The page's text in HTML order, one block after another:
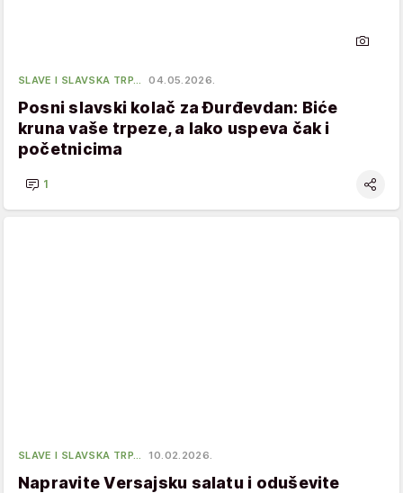
SLAVE I SLAVSKA TRP… 04.05.2026.
Posni slavski kolač za Đurđevdan: Biće
kruna vaše trpeze, a lako uspeva čak i
početnicima
1
SLAVE I SLAVSKA TRP… 10.02.2026.
Napravite Versajsku salatu i oduševite